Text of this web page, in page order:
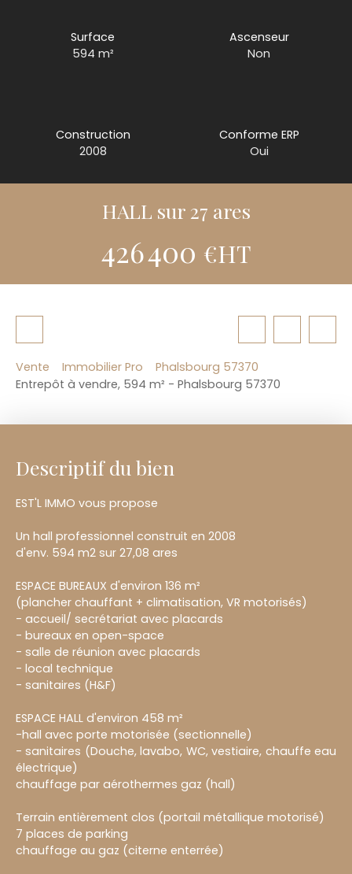
Surface
594 m²
Ascenseur
Non
Construction
2008
Conforme ERP
Oui
HALL sur 27 ares
426 400 €HT
Vente Immobilier Pro
Phalsbourg 57370
Entrepôt à vendre, 594 m² - Phalsbourg 57370
Descriptif du bien
EST'L IMMO vous propose
Un hall professionnel construit en 2008
d'env. 594 m2 sur 27,08 ares
ESPACE BUREAUX d'environ 136 m²
(plancher chauffant + climatisation, VR motorisés)
- accueil/ secrétariat avec placards
- bureaux en open-space
- salle de réunion avec placards
- local technique
- sanitaires (H&F)
ESPACE HALL d'environ 458 m²
-hall avec porte motorisée (sectionnelle)
- sanitaires (Douche, lavabo, WC, vestiaire, chauffe eau
électrique)
chauffage par aérothermes gaz (hall)
Terrain entièrement clos (portail métallique motorisé)
7 places de parking
chauffage au gaz (citerne enterrée)